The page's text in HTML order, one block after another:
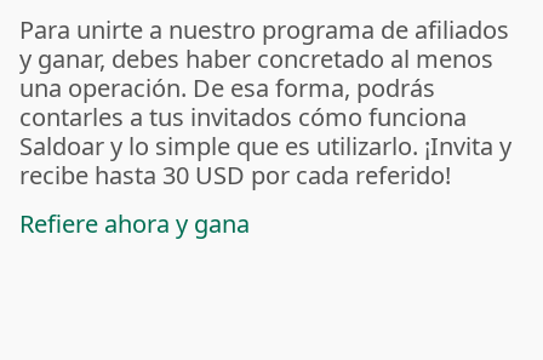
Para unirte a nuestro programa de afiliados
y ganar, debes haber concretado al menos
una operación. De esa forma, podrás
contarles a tus invitados cómo funciona
Saldoar y lo simple que es utilizarlo. ¡Invita y
recibe hasta 30 USD por cada referido!
Refiere ahora y gana